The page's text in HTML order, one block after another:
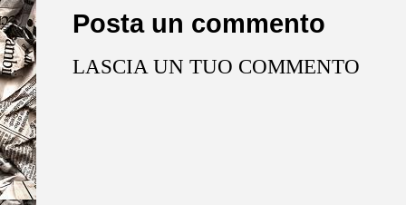
Posta un commento
LASCIA UN TUO COMMENTO